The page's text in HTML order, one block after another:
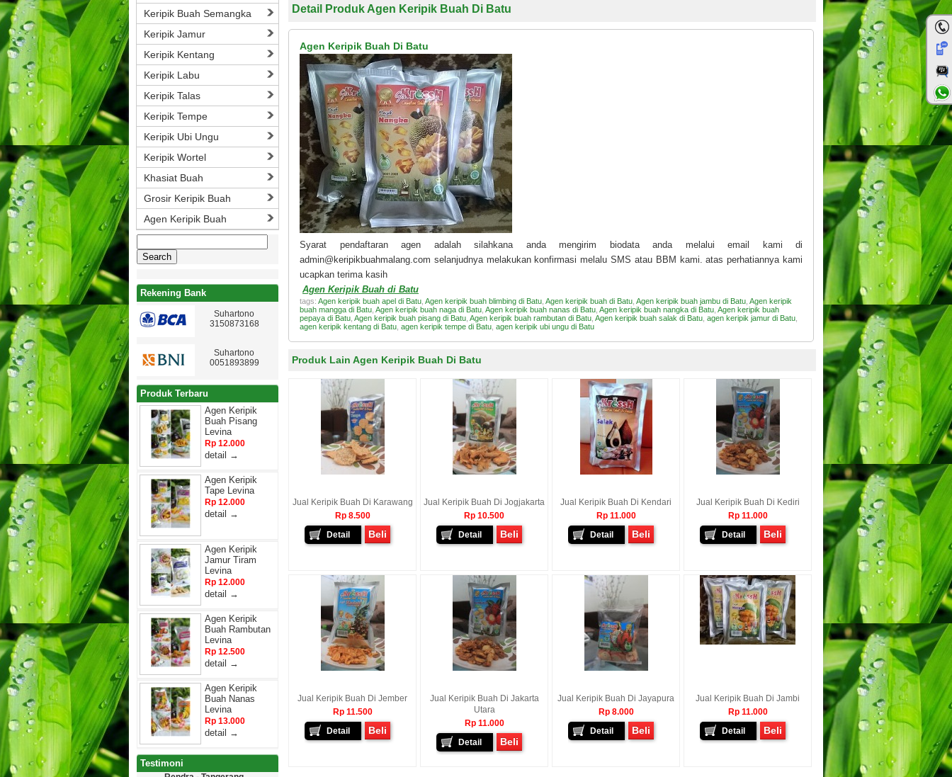
Detail Produk Agen Keripik Buah Di Batu
Agen Keripik Buah Di Batu
Syarat pendaftaran agen adalah silahkana anda mengirim biodata anda melalui email kami di
admin@keripikbuahmalang.com selanjudnya melakukan konfirmasi melalu SMS atau BBM kami. atas perhatiannya kami
ucapkan terima kasih
Agen Keripik Buah di Batu
tags: Agen keripik buah apel di Batu Agen keripik buah blimbing di Batu Agen keripik buah di Batu Agen keripik buah jambu di Batu Agen keripik
buah mangga di Batu Agen keripik buah naga di Batu Agen keripik buah nanas di Batu Agen keripik buah nangka di Batu Agen keripik buah
pepaya di Batu Agen keripik buah pisang di Batu Agen keripik buah rambutan di Batu Agen keripik buah salak di Batu agen keripik jamur di Batu
agen keripik kentang di Batu agen keripik tempe di Batu agen keripik ubi ungu di Batu
Produk Lain Agen Keripik Buah Di Batu
Jual Keripik Buah Di Karawang
Rp 8.500
Detail
Beli
Jual Keripik Buah Di Jogjakarta
Rp 10.500
Detail
Beli
Jual Keripik Buah Di Kendari
Rp 11.000
Detail
Beli
Jual Keripik Buah Di Kediri
Rp 11.000
Detail
Beli
Jual Keripik Buah Di Jember
Rp 11.500
Detail
Beli
Jual Keripik Buah Di Jakarta
Utara
Rp 11.000
Detail
Beli
Jual Keripik Buah Di Jayapura
Rp 8.000
Detail
Beli
Jual Keripik Buah Di Jambi
Rp 11.000
Detail
Beli
Keripik Buah Semangka
Keripik Jamur
Keripik Kentang
Keripik Labu
Keripik Talas
Keripik Tempe
Keripik Ubi Ungu
Keripik Wortel
Khasiat Buah
Grosir Keripik Buah
Agen Keripik Buah
for:
Rekening Bank
Suhartono
3150873168
Suhartono
0051893899
Produk Terbaru
Agen Keripik
Buah Pisang
Levina
Rp 12.000
detail →
Agen Keripik
Tape Levina
Rp 12.000
detail →
Agen Keripik
Jamur Tiram
Levina
Rp 12.000
detail →
Agen Keripik
Buah Rambutan
Levina
Rp 12.500
detail →
Agen Keripik
Buah Nanas
Levina
Rp 13.000
detail →
Testimoni